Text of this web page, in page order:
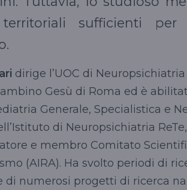
sufficienti
dirige l’UOC di
Gesù di Roma ed è
Generale, Specialistica e
di Neuropsichiatria
e membro Comitato
(AIRA). Ha svolto periodi di
di numerosi progetti di ricerca